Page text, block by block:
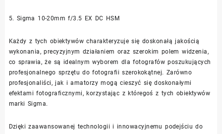
5. Sigma 10-20mm f/3.5 EX DC HSM
Każdy z tych obiektywów charakteryzuje się doskonałą jakością
wykonania, precyzyjnym działaniem oraz szerokim polem widzenia,
co sprawia, że są idealnym wyborem dla fotografów poszukujących
profesjonalnego sprzętu do fotografii szerokokątnej. Zarówno
profesjonaliści, jak i amatorzy mogą cieszyć się doskonałymi
efektami fotograficznymi, korzystając z któregoś z tych obiektywów
marki Sigma.
Dzięki zaawansowanej technologii i innowacyjnemu podejściu do